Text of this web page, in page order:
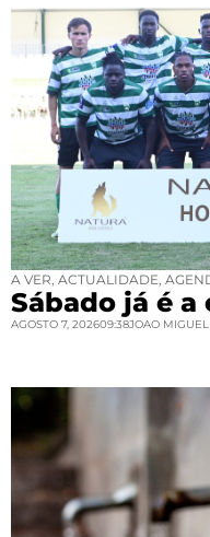
A VER, ACTUALIDADE,
Sábado já é a
AGOSTO 7, 202609:38JOAO MIGUEL